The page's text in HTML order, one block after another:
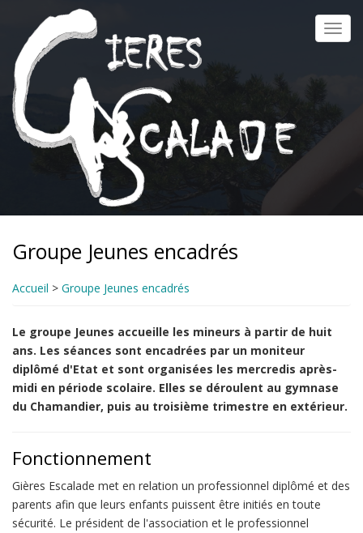
contenu
principal
Groupe Jeunes encadrés
Accueil > Groupe Jeunes encadrés
Le groupe Jeunes accueille les mineurs à partir de huit
ans. Les séances sont encadrées par un moniteur
diplômé d'Etat et sont organisées les mercredis après-
midi en période scolaire. Elles se déroulent au gymnase
du Chamandier, puis au troisième trimestre en extérieur.
Fonctionnement
Gières Escalade met en relation un professionnel diplômé et des
parents afin que leurs enfants puissent être initiés en toute
sécurité. Le président de l'association et le professionnel